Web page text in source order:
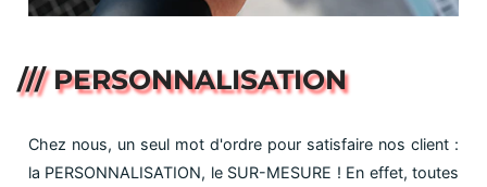
/// PERSONNALISATION
Chez nous, un seul mot d'ordre pour satisfaire nos client :
la PERSONNALISATION, le SUR-MESURE ! En effet, toutes